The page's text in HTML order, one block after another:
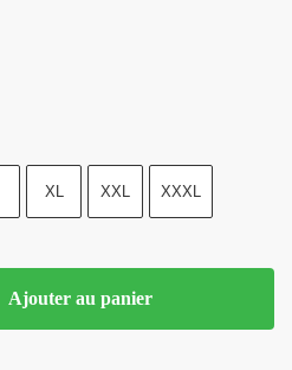
XL XXL XXXL
Ajouter au panier